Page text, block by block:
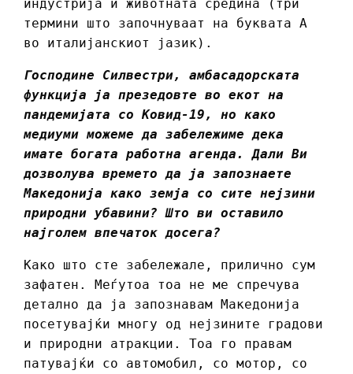
индустрија и животната средина (три
термини што започнуваат на буквата А
во италијанскиот јазик).
Господине Силвестри, амбасадорската
функција ја презедовте во екот на
пандемијата со Ковид-19, но како
медиуми можеме да забележиме дека
имате богата работна агенда. Дали Ви
дозволува времето да ја запознаете
Македонија како земја со сите нејзини
природни убавини? Што ви оставило
најголем впечаток досега?
Како што сте забележале, прилично сум
зафатен. Меѓутоа тоа не ме спречува
детално да ја запознавам Македонија
посетувајќи многу од нејзините градови
и природни атракции. Тоа го правам
патувајќи со автомобил, со мотор, со